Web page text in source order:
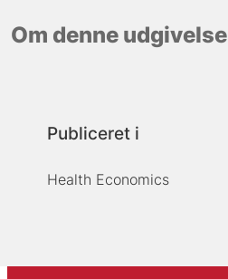
Om denne udgivelse
Publiceret i
Health Economics